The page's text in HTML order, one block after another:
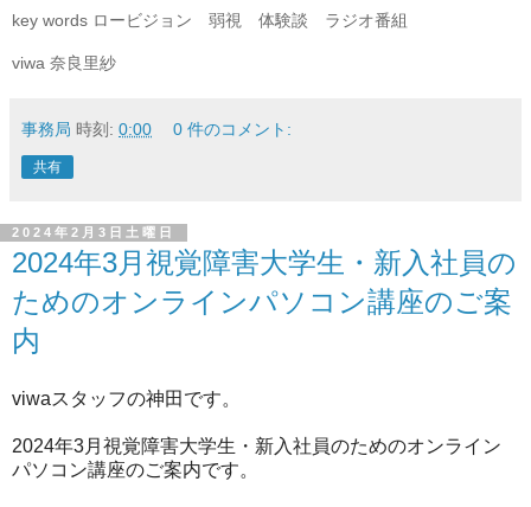
key words ロービジョン　弱視　体験談　ラジオ番組
viwa 奈良里紗
事務局 時刻: 0:00 0 件のコメント:
共有
2024年2月3日土曜日
2024年3月視覚障害大学生・新入社員の
ためのオンラインパソコン講座のご案
内
viwaスタッフの神田です。
2024年3月視覚障害大学生・新入社員のためのオンライン
パソコン講座のご案内です。